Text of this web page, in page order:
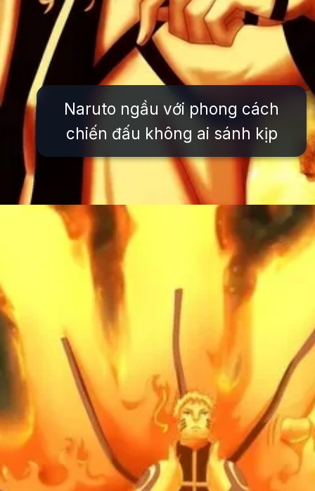
Naruto ngầu với phong cách
chiến đấu không ai sánh kịp
Đang mở https://issiloo.edu.vn/avatar-naruto